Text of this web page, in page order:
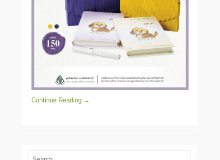
Continue Reading →
Search